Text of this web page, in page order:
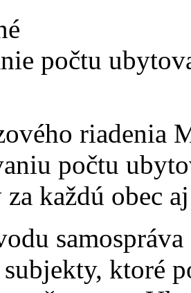
počtu
riadenia
počtu
každú obec
subjekty, ktoré